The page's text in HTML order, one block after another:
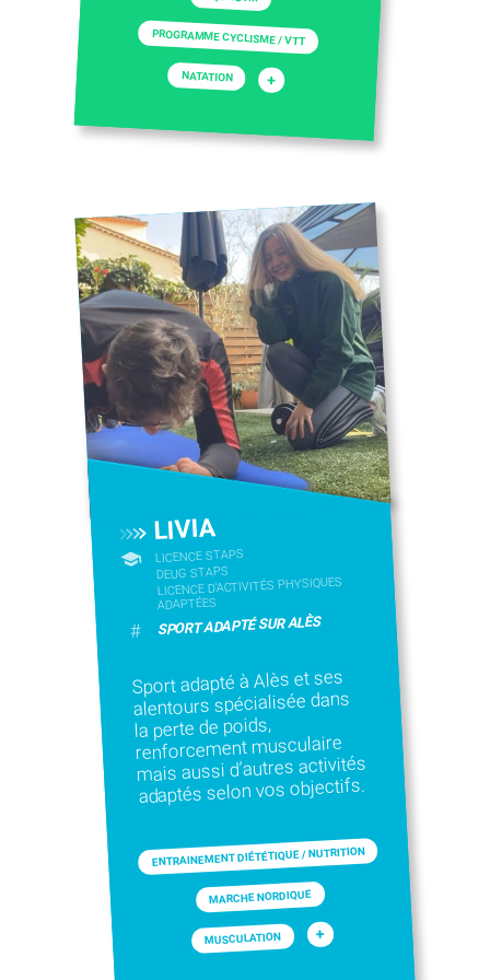
PROGRAMME CYCLISME / VTT
NATATION +
LIVIA
LICENCE STAPS
DEUG STAPS
LICENCE D’ACTIVITÉS PHYSIQUES
ADAPTÉES
# SPORT ADAPTÉ SUR ALÈS
Sport adapté à Alès et ses
alentours spécialisée dans
la perte de poids,
renforcement musculaire
mais aussi d’autres activités
adaptés selon vos objectifs.
ENTRAINEMENT DIÉTÉTIQUE / NUTRITION
MARCHE NORDIQUE
MUSCULATION +